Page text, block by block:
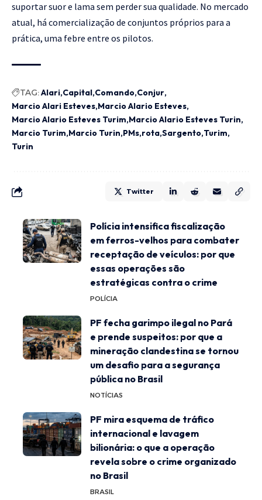
suportar suor e lama sem perder sua qualidade. No mercado
atual, há comercialização de conjuntos próprios para a
prática, uma febre entre os pilotos.
TAG:Alari Capital Comando Conjur
Marcio Alari Esteves Marcio Alario Esteves
Marcio Alario Esteves Turim Marcio Alario Esteves Turin
Marcio Turim Marcio Turin PMs rota Sargento Turim
Turin
Twitter
Polícia intensifica fiscalização
em ferros-velhos para combater
receptação de veículos: por que
essas operações são
estratégicas contra o crime
POLÍCIA
PF fecha garimpo ilegal no Pará
e prende suspeitos: por que a
mineração clandestina se tornou
um desafio para a segurança
pública no Brasil
NOTÍCIAS
PF mira esquema de tráfico
internacional e lavagem
bilionária: o que a operação
revela sobre o crime organizado
no Brasil
BRASIL